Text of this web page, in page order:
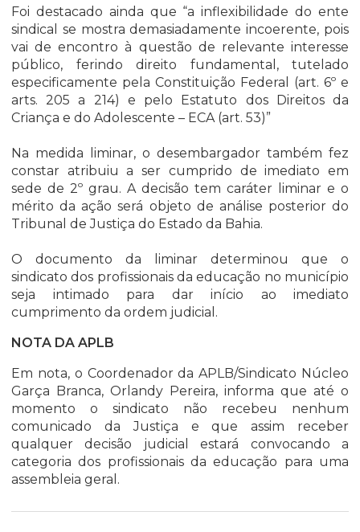
Foi destacado ainda que “a inflexibilidade do ente
sindical se mostra demasiadamente incoerente, pois
vai de encontro à questão de relevante interesse
público, ferindo direito fundamental, tutelado
especificamente pela Constituição Federal (art. 6º e
arts. 205 a 214) e pelo Estatuto dos Direitos da
Criança e do Adolescente – ECA (art. 53)”
Na medida liminar, o desembargador também fez
constar atribuiu a ser cumprido de imediato em
sede de 2º grau. A decisão tem caráter liminar e o
mérito da ação será objeto de análise posterior do
Tribunal de Justiça do Estado da Bahia.
O documento da liminar determinou que o
sindicato dos profissionais da educação no município
seja intimado para dar início ao imediato
cumprimento da ordem judicial.
NOTA DA APLB
Em nota, o Coordenador da APLB/Sindicato Núcleo
Garça Branca, Orlandy Pereira, informa que até o
momento o sindicato não recebeu nenhum
comunicado da Justiça e que assim receber
qualquer decisão judicial estará convocando a
categoria dos profissionais da educação para uma
assembleia geral.